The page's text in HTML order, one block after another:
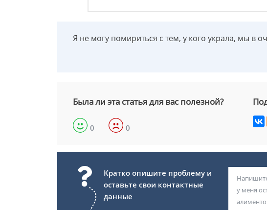
Я не могу помириться с тем, у кого украла, мы в
Была ли эта статья для вас полезной?
0 0
Кратко опишите проблему и
оставьте свои контактные
данные